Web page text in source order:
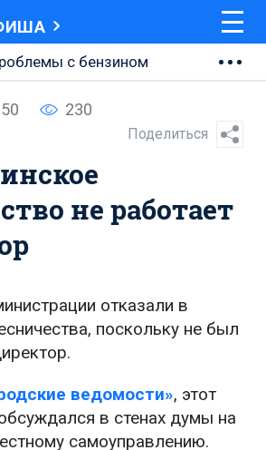
с бензином
площади
шоссе
230
Поделиться
не работает
отказали в
поскольку не был
ведомости», этот
в стенах думы на
самоуправлению.